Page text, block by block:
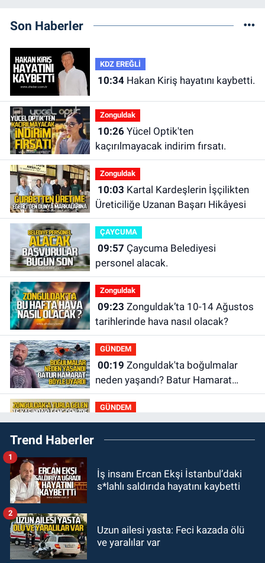
Son Haberler
KDZ EREĞLİ
10:34 Hakan Kiriş hayatını kaybetti.
Zonguldak
10:26Yücel Optik'ten
kaçırılmayacak indirim fırsatı.
Zonguldak
10:03
Üreticiliğe Uzanan Başarı Hikâyesi
ÇAYCUMA
09:57
personel alacak.
Zonguldak
09:23
tarihlerinde hava nasıl olacak?
GÜNDEM
00:19
neden yaşandı? Batur Hamarat
böyle uyardı!
GÜNDEM
23:21Zonguldak'a tur ile gelip
denize giren 16 yaşındaki çocuk
22:54Zonguldakspor Nevzat Bilen
ile resmen anlaştı: Elmas'a golcü
22:40Mustafa Çağlayan, Hakan
Trend Haberler
İş insanı Ercan Ekşi İstanbul’daki
s*lahlı saldırıda hayatını kaybetti
1
Uzun ailesi yasta: Feci kazada ölü
ve yaralılar var
2